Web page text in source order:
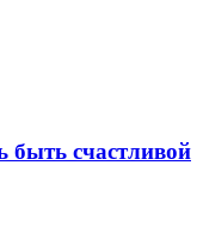
быть счастливой